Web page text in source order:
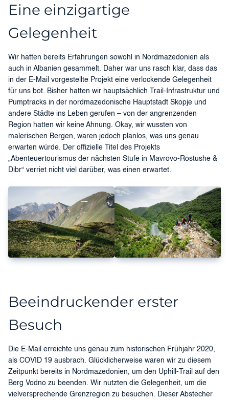
Eine einzigartige
Gelegenheit
Wir hatten bereits Erfahrungen sowohl in Nordmazedonien als
auch in Albanien gesammelt. Daher war uns rasch klar, dass das
in der E-Mail vorgestellte Projekt eine verlockende Gelegenheit
für uns bot. Bisher hatten wir hauptsächlich Trail-Infrastruktur und
Pumptracks in der nordmazedonische Hauptstadt Skopje und
andere Städte ins Leben gerufen – von der angrenzenden
Region hatten wir keine Ahnung. Okay, wir wussten von
malerischen Bergen, waren jedoch planlos, was uns genau
erwarten würde. Der offizielle Titel des Projekts
„Abenteuertourismus der nächsten Stufe in Mavrovo-Rostushe &
Dibr“ verriet nicht viel darüber, was einen erwartet.
Beeindruckender erster
Besuch
Die E-Mail erreichte uns genau zum historischen Frühjahr 2020,
als COVID 19 ausbrach. Glücklicherweise waren wir zu diesem
Zeitpunkt bereits in Nordmazedonien, um den Uphill-Trail auf den
Berg Vodno zu beenden. Wir nutzten die Gelegenheit, um die
vielversprechende Grenzregion zu besuchen. Dieser Abstecher